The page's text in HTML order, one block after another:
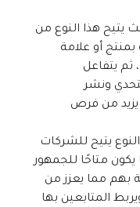
يتيح هذا النوع من
بمنتج أو علامة
ثم يتفاعل
ونشر
يزيد من فرص
يتيح للشركات
متاحًا للجمهور
بهم مما يعزز من
المتابعين بها